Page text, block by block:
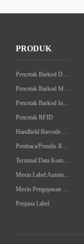
PRODUK
Pencetak Barkod Desktop
Pencetak Barkod Mudah
Pencetak Barkod Industrial
Pencetak RFID
Handheld Barcode Scanner
Pembaca/Penulis RFID Komputer Tangan
Terminal Data Komputer Telapak
Mesin Label Automatik
Mesin Pengepasan Intelligent
Penjana Label